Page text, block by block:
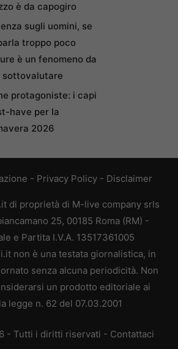
è da capogiro
sugli uomini, se
troppo poco
è un fenomeno da
sottovalutare
protagoniste: i capi
have per la
2026
- Privacy Policy - Disclaimer
di proprietà di M-live company srls
25, 00185 Roma (RM) -
e Partita I.V.A. 13517361005
non è una testata giornalistica, in
senza alcuna periodicità. Non
un prodotto editoriale ai
legge n. 62 del 07.03.2001
- Tutti i diritti riservati - Contattaci